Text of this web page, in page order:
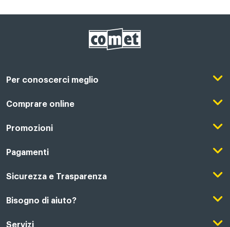
Per conoscerci meglio
Il Gruppo Comet
Punti di forza
Comprare online
Registrati su Comet
Acquista Online
Promozioni
Outlet
Pagamenti
Modalità di pagamento
Finanziamenti online
Sicurezza e Trasparenza
Condizioni generali di vendita
Garanzia Legale
Bisogno di aiuto?
Segui il tuo ordine
Servizi